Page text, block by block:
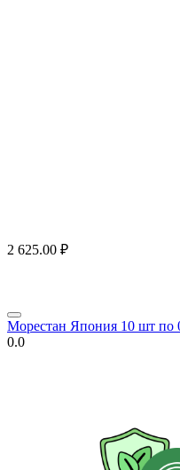
2 625.00 ₽
Морестан Япония 10 шт по
0.0